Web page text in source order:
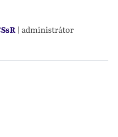
| administrátor